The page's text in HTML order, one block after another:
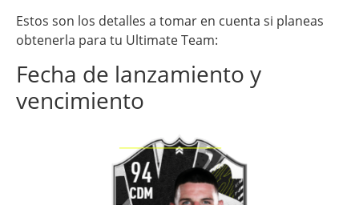
Estos son los detalles a tomar en cuenta si planeas
obtenerla para tu Ultimate Team:
Fecha de lanzamiento y
vencimiento